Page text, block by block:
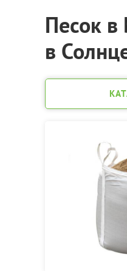
Песок в
в